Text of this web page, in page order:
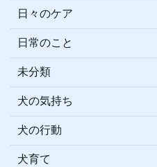
日々のケア
日常のこと
未分類
犬の気持ち
犬の行動
犬育て